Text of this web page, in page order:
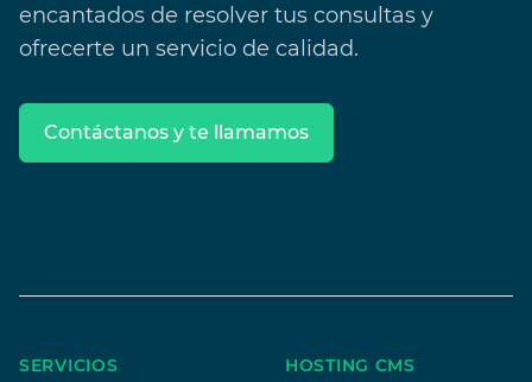
encantados de resolver tus consultas y
ofrecerte un servicio de calidad.
Contáctanos y te llamamos
SERVICIOS HOSTING CMS